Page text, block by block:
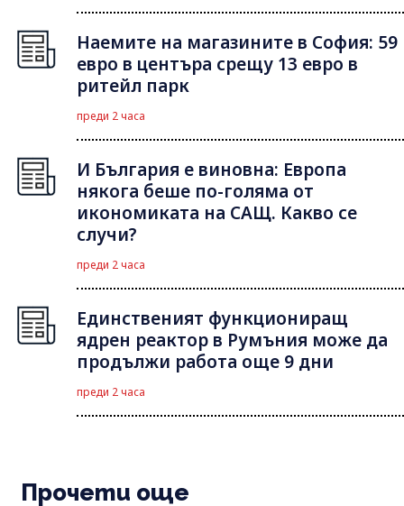
Наемите на магазините в София: 59
евро в центъра срещу 13 евро в
ритейл парк
преди 2 часа
И България е виновна: Европа
някога беше по-голяма от
икономиката на САЩ. Какво се
случи?
преди 2 часа
Единственият функциониращ
ядрен реактор в Румъния може да
продължи работа още 9 дни
преди 2 часа
Прочети още